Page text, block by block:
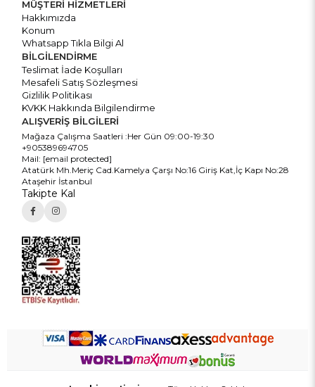
MÜŞTERİ HİZMETLERİ
Hakkımızda
Konum
Whatsapp Tıkla Bilgi Al
BİLGİLENDİRME
Teslimat İade Koşulları
Mesafeli Satış Sözleşmesi
Gizlilik Politikası
KVKK Hakkında Bilgilendirme
ALIŞVERİŞ BİLGİLERİ
Mağaza Çalışma Saatleri :Her Gün 09:00-19:30
+905389694705
Mail: [email protected]
Atatürk Mh.Meriç Cad.Kamelya Çarşı No:16 Giriş Kat,İç Kapı No:28
Ataşehir İstanbul
Takipte Kal